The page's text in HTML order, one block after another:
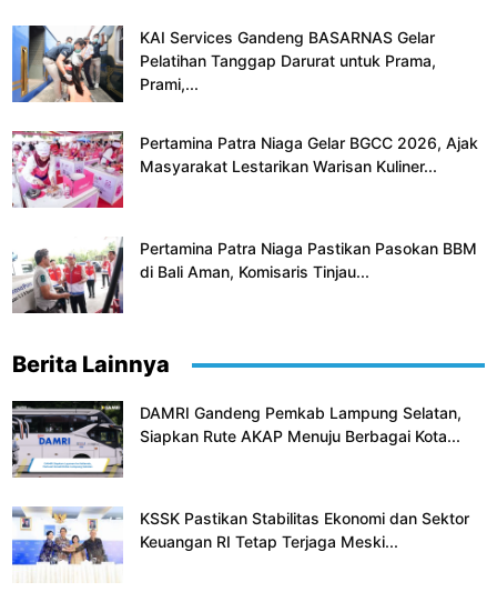
KAI Services Gandeng BASARNAS Gelar
Pelatihan Tanggap Darurat untuk Prama,
Prami,...
Pertamina Patra Niaga Gelar BGCC 2026, Ajak
Masyarakat Lestarikan Warisan Kuliner...
Pertamina Patra Niaga Pastikan Pasokan BBM
di Bali Aman, Komisaris Tinjau...
Berita Lainnya
DAMRI Gandeng Pemkab Lampung Selatan,
Siapkan Rute AKAP Menuju Berbagai Kota...
KSSK Pastikan Stabilitas Ekonomi dan Sektor
Keuangan RI Tetap Terjaga Meski...